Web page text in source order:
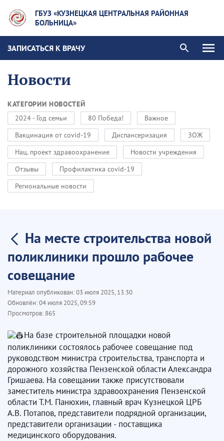
ГБУЗ «КУЗНЕЦКАЯ ЦЕНТРАЛЬНАЯ РАЙОННАЯ
БОЛЬНИЦА»
ЗАПИСАТЬСЯ К ВРАЧУ
Новости
КАТЕГОРИИ НОВОСТЕЙ
2024 - Год семьи
80 Победа!
Важное
Вакцинация от covid-19
Диспансеризация
ЗОЖ
Нац. проект здравоохранение
Новости учреждения
Отзывы
Профилактика covid-19
Региональные новости
На месте строительства новой
поликлиники прошло рабочее
совещание
Материал опубликован:03 июля 2025, 13:30
Обновлён:04 июля 2025, 09:59
Просмотров: 865
На базе строительной площадки новой
поликлиники состоялось рабочее совещание под
руководством министра строительства, транспорта и
дорожного хозяйства Пензенской области Александра
Гришаева. На совещании также присутствовали
заместитель министра здравоохранения Пензенской
области Т.М. Панюхин, главный врач Кузнецкой ЦРБ
А.В. Потапов, представители подрядной организации,
представители организации - поставщика
медицинского оборудования.